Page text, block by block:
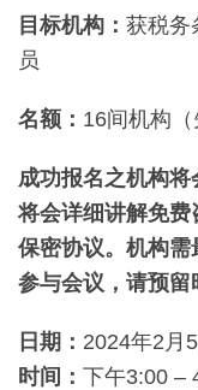
目标机构： 获税务
员
名额： 16间机构（
成功报名之机构
将会详细讲解免
保密协议。机构
参与会议，请预留
日期： 2024年2月
时间： 下午3:00 –